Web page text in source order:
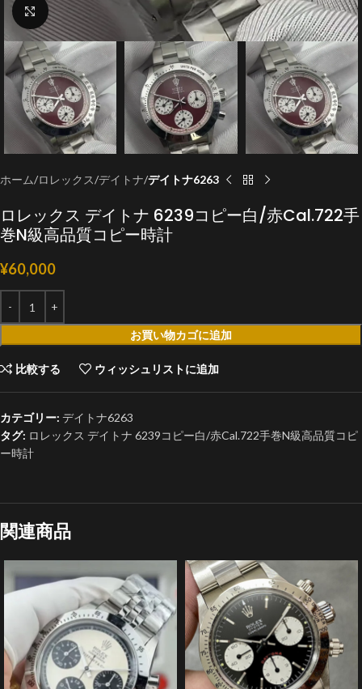
クリックで拡大
ホーム ロレックス デイトナ デイトナ6263
ロレックス デイトナ 6239コピー白/赤Cal.722手
巻N級高品質コピー時計
¥60,000
お買い物カゴに追加
比較する ウィッシュリストに追加
カテゴリー: デイトナ6263
タグ: ロレックス デイトナ 6239コピー白/赤Cal.722手巻N級高品質コピ
ー時計
関連商品